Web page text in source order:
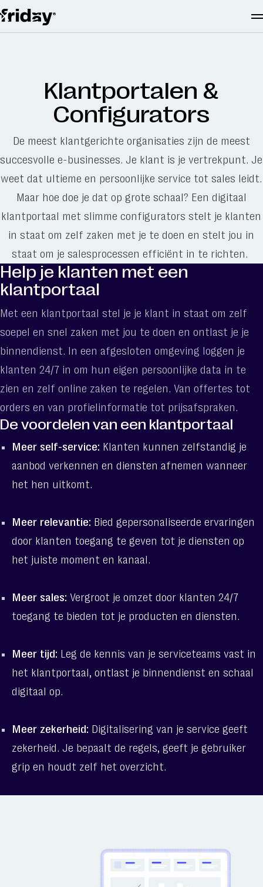
Cases
About us
Contact
Vacatures
Insights
Audits
Partners en tooling
Request for proposal
Clients
info@friday.nl
+31 523 71 28 28
Latest
news
De kracht
gedreven
kennisbank:
van
informatie
naar
kennis
Klantportalen &
Configurators
De meest klantgerichte organisaties zijn de meest
succesvolle e-businesses. Je klant is je vertrekpunt. Je
weet dat ultieme en persoonlijke service tot sales leidt.
Maar hoe doe je dat op grote schaal? Een digitaal
klantportaal met slimme configurators stelt je klanten
in staat om zelf zaken met je te doen en stelt jou in
staat om je salesprocessen efficiënt in te richten.
Help je klanten met een
klantportaal
Met een klantportaal stel je je klant in staat om zelf
soepel en snel zaken met jou te doen en ontlast je je
binnendienst. In een afgesloten omgeving loggen je
klanten 24/7 in om hun eigen persoonlijke data in te
zien en zelf online zaken te regelen. Van offertes tot
orders en van profielinformatie tot prijsafspraken.
De voordelen van een klantportaal
Meer self-service: Klanten kunnen zelfstandig je
aanbod verkennen en diensten afnemen wanneer
het hen uitkomt.
Meer relevantie: Bied gepersonaliseerde ervaringen
door klanten toegang te geven tot je diensten op
het juiste moment en kanaal.
Meer sales: Vergroot je omzet door klanten 24/7
toegang te bieden tot je producten en diensten.
Meer tijd: Leg de kennis van je serviceteams vast in
het klantportaal, ontlast je binnendienst en schaal
digitaal op.
Meer zekerheid: Digitalisering van je service geeft
zekerheid. Je bepaalt de regels, geeft je gebruiker
grip en houdt zelf het overzicht.